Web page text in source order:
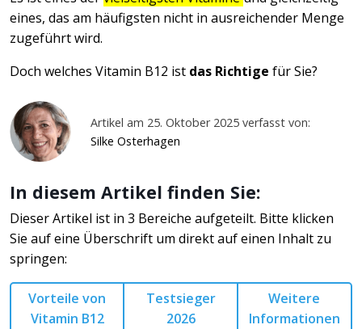
eines, das am häufigsten nicht in ausreichender Menge
zugeführt wird.
Doch welches Vitamin B12 ist das Richtige für Sie?
Artikel am 25. Oktober 2025 verfasst von:
Silke Osterhagen
In diesem Artikel finden Sie:
Dieser Artikel ist in 3 Bereiche aufgeteilt. Bitte klicken
Sie auf eine Überschrift um direkt auf einen Inhalt zu
springen:
Vorteile von
Vitamin B12
Testsieger
2026
Weitere
Informationen